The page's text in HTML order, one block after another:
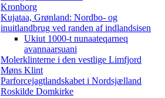
Kronborg
Kujataa, Grønland: Nordbo- og
inuitlandbrug ved randen af indlandsisen
Ukiut 1000-t nunaateqarneq
avannaarsuani
Molerklinterne i den vestlige Limfjord
Møns Klint
Parforcejagtlandskabet i Nordsjælland
Roskilde Domkirke